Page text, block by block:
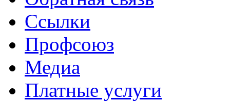
Ссылки
Профсоюз
Медиа
Платные услуги